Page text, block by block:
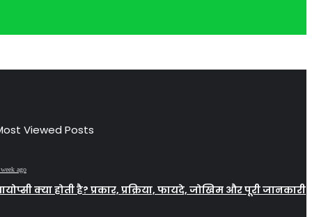
Viewed Posts
ago
क्या होती है? प्रकार, प्रक्रिया, फायदे, जोखिम और पूरी जानकारी